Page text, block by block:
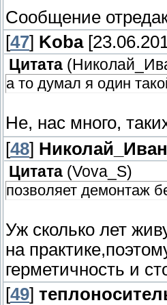
Сообщение
[47] Koba
Цитата (
а то думал я один
Не, нас много,
[48]
Цитата (Vova_S)
позволяет демонтаж
Уж сколько лет
на
герметичность и
[49]